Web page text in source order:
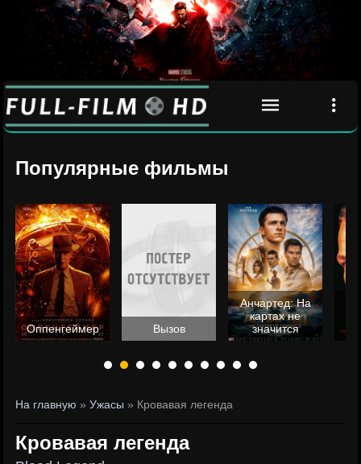
Популярные фильмы
Оппенгеймер Вызов
Анчартед: На
картах не
значится
На главную »Ужасы » Кровавая легенда
Кровавая легенда